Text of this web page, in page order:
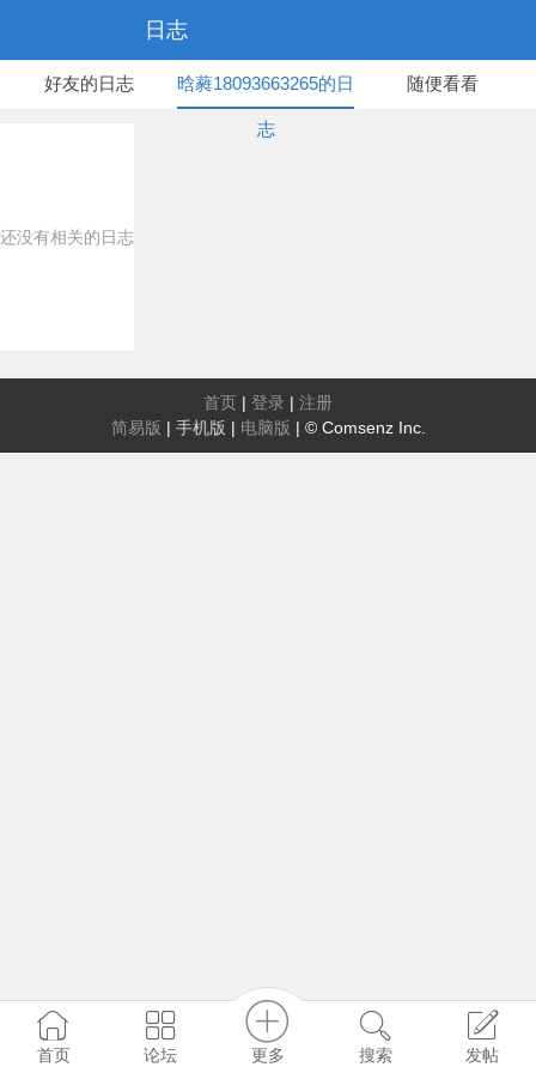
日志
好友的日志 晗蕤18093663265的日
志
随便看看
还没有相关的日志
首页 | 登录 | 注册
简易版 | 手机版 | 电脑版 | © Comsenz Inc.
首页 论坛 更多 搜索 发帖